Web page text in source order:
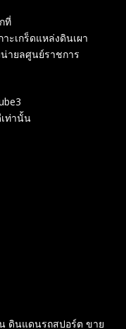
ที่
ะเกร็ดแหล่งดินเผา
ายลศูนย์ราชการ
ท่านั้น
ดินแดนรถสปอร์ต ขาย